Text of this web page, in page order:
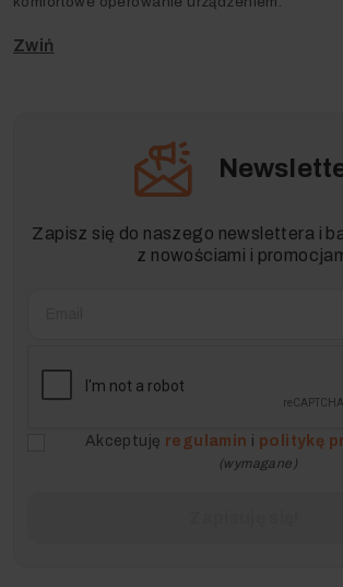
Zapisz się do naszego newslettera i
z nowościami i
Akceptuję regulamin i politykę
(wymagane)